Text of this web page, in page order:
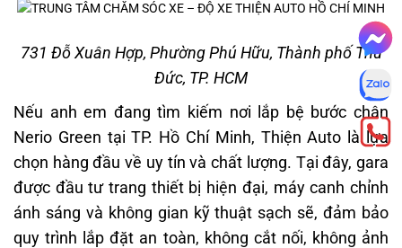
731 Đỗ Xuân Hợp, Phường Phú Hữu, Thành phố Thủ
Đức, TP. HCM
Nếu anh em đang tìm kiếm nơi lắp bệ bước chân
Nerio Green tại TP. Hồ Chí Minh, Thiện Auto là lựa
chọn hàng đầu về uy tín và chất lượng. Tại đây, gara
được đầu tư trang thiết bị hiện đại, máy canh chỉnh
ánh sáng và không gian kỹ thuật sạch sẽ, đảm bảo
quy trình lắp đặt an toàn, không cắt nối, không ảnh